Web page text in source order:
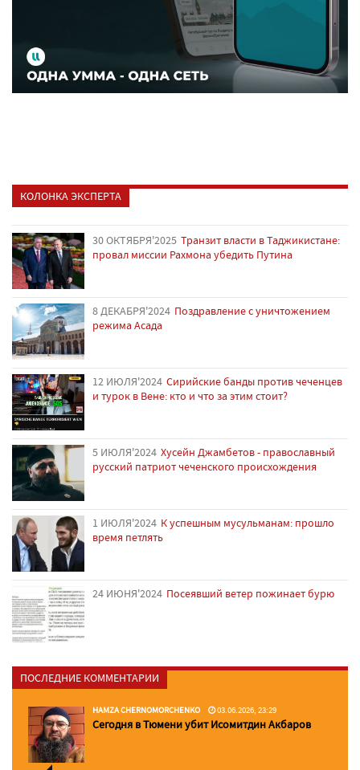
КОЛОНКА ЭКСПЕРТА
30 ОКТЯБРЯ'2025 Транзит власти в Таджикистане:
провал миссии Рахмона убедить Путина
8 ДЕКАБРЯ'2024 Поздравление с уничтожением
режима Асада
12 ИЮЛЯ'2024 Сирийские банды против чеченцев
и турок в Вене: кто и что за этим стоит?
5 ИЮЛЯ'2024 Хусейн Джамбетов - православный
русский патриот чеченского происхождения
1 ИЮЛЯ'2024 К успешным мусульманам: прошло
время петлять
24 ИЮНЯ'2024 Посеявший ветер пожинает бурю
ПОСЛЕДНИЕ КОММЕНТАРИИ
HAMZA CHERNOMORCHENKO 03.06.2026, 23:29
Сегодня в Тюмени убит Исомитдин Акбаров